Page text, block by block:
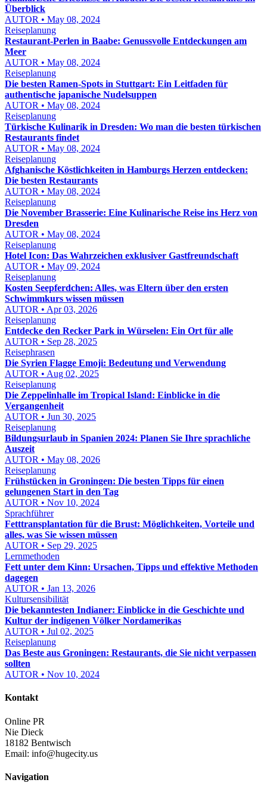
Überblick
AUTOR • May 08, 2024
Reiseplanung
Restaurant-Perlen in Baabe: Genussvolle Entdeckungen am
Meer
AUTOR • May 08, 2024
Reiseplanung
Die besten Ramen-Spots in Stuttgart: Ein Leitfaden für
authentische japanische Nudelsuppen
AUTOR • May 08, 2024
Reiseplanung
Türkische Kulinarik in Dresden: Wo man die besten türkischen
Restaurants findet
AUTOR • May 08, 2024
Reiseplanung
Afghanische Köstlichkeiten in Hamburgs Herzen entdecken:
Die besten Restaurants
AUTOR • May 08, 2024
Reiseplanung
Die November Brasserie: Eine Kulinarische Reise ins Herz von
Dresden
AUTOR • May 08, 2024
Reiseplanung
Hotel Icon: Das Wahrzeichen exklusiver Gastfreundschaft
AUTOR • May 09, 2024
Reiseplanung
Kosten Seepferdchen: Alles, was Eltern über den ersten
Schwimmkurs wissen müssen
AUTOR • Apr 03, 2026
Reiseplanung
Entdecke den Recker Park in Würselen: Ein Ort für alle
AUTOR • Sep 28, 2025
Reisephrasen
Die Syrien Flagge Emoji: Bedeutung und Verwendung
AUTOR • Aug 02, 2025
Reiseplanung
Die Zeppelinhalle im Tropical Island: Einblicke in die
Vergangenheit
AUTOR • Jun 30, 2025
Reiseplanung
Bildungsurlaub in Spanien 2024: Planen Sie Ihre sprachliche
Auszeit
AUTOR • May 08, 2026
Reiseplanung
Frühstücken in Groningen: Die besten Tipps für einen
gelungenen Start in den Tag
AUTOR • Nov 10, 2024
Sprachführer
Fetttransplantation für die Brust: Möglichkeiten, Vorteile und
alles, was Sie wissen müssen
AUTOR • Sep 29, 2025
Lernmethoden
Fett unter dem Kinn: Ursachen, Tipps und effektive Methoden
dagegen
AUTOR • Jan 13, 2026
Kultursensibilität
Die bekanntesten Indianer: Einblicke in die Geschichte und
Kultur der indigenen Völker Nordamerikas
AUTOR • Jul 02, 2025
Reiseplanung
Das Beste aus Groningen: Restaurants, die Sie nicht verpassen
sollten
AUTOR • Nov 10, 2024
Kontakt
Online PR
Nie Dieck
18182 Bentwisch
Email: info@hugecity.us
Navigation